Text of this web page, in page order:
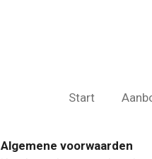
Start
Algemene voorwaarden